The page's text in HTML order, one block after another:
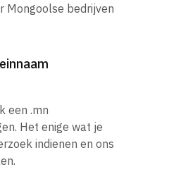
Mongoolse bedrijven
een .mn
Het enige wat je
indienen en ons